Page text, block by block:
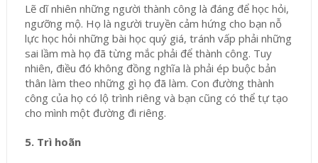
Lẽ dĩ nhiên những người thành công là đáng để học hỏi,
ngưỡng mộ. Họ là người truyền cảm hứng cho bạn nỗ
lực học hỏi những bài học quý giá, tránh vấp phải những
sai lầm mà họ đã từng mắc phải để thành công. Tuy
nhiên, điều đó không đồng nghĩa là phải ép buộc bản
thân làm theo những gì họ đã làm. Con đường thành
công của họ có lộ trình riêng và bạn cũng có thể tự tạo
cho mình một đường đi riêng.
5. Trì hoãn